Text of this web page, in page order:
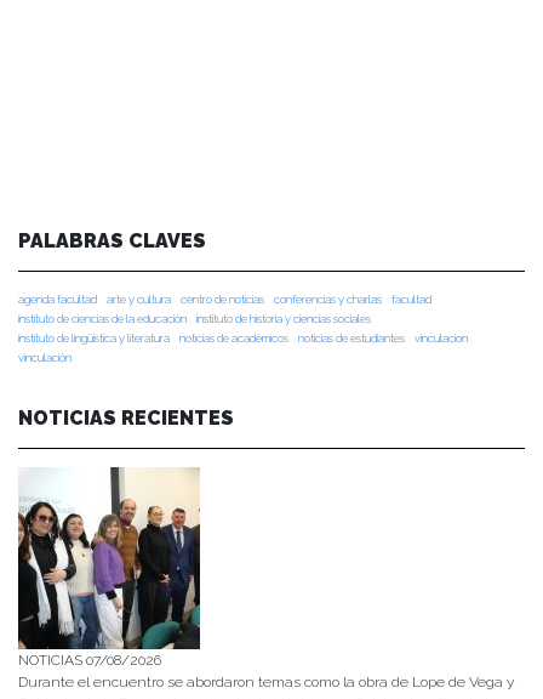
PALABRAS CLAVES
agenda facultad arte y cultura centro de noticias conferencias y charlas
facultad
instituto de ciencias de la educación
instituto de historia y ciencias sociales
instituto de lingüística y literatura
noticias de académicos noticias de estudiantes
vinculacion
vinculación
NOTICIAS RECIENTES
NOTICIAS 07/08/2026
Durante el encuentro se abordaron temas como la obra de Lope de Vega y